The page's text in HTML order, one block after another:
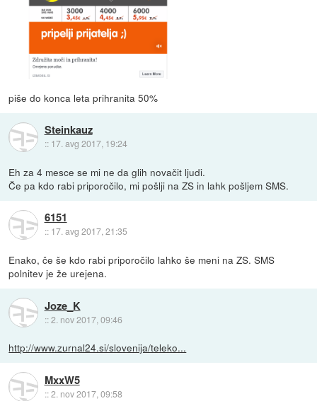
piše do konca leta prihranita 50%
Steinkauz
:: 17. avg 2017, 19:24
Eh za 4 mesce se mi ne da glih novačit ljudi.
Če pa kdo rabi priporočilo, mi pošlji na ZS in lahk pošljem SMS.
6151
:: 17. avg 2017, 21:35
Enako, če še kdo rabi priporočilo lahko še meni na ZS. SMS
polnitev je že urejena.
Joze_K
::2. nov 2017, 09:46
http://www.zurnal24.si/slovenija/teleko...
MxxW5
::2. nov 2017, 09:58